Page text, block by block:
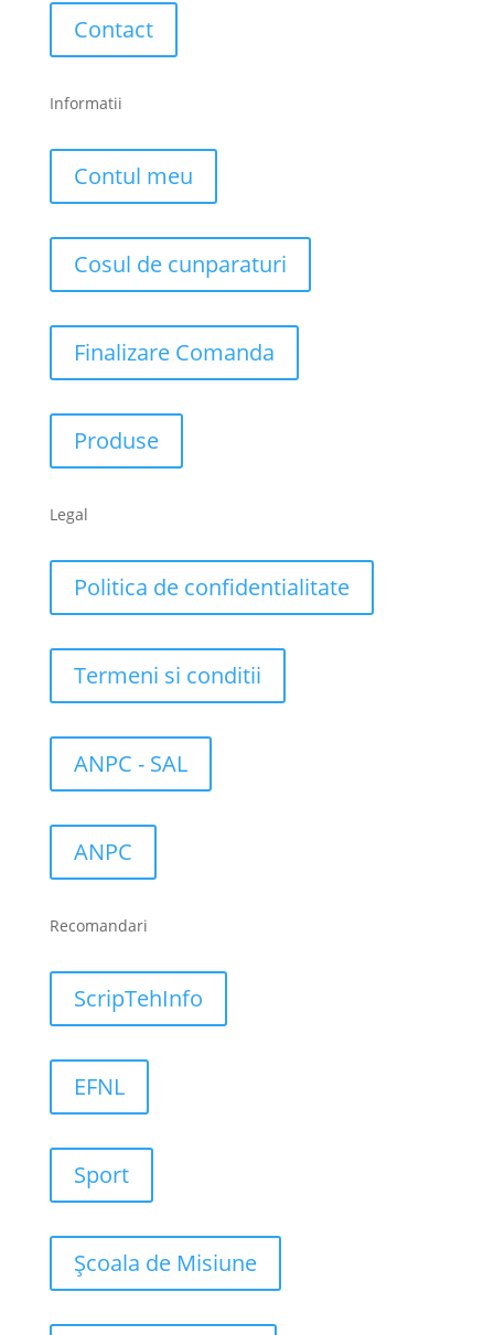
Contact
Informatii
Contul meu
Cosul de cunparaturi
Finalizare Comanda
Produse
Legal
Politica de confidentialitate
Termeni si conditii
ANPC - SAL
ANPC
Recomandari
ScripTehInfo
EFNL
Sport
Școala de Misiune